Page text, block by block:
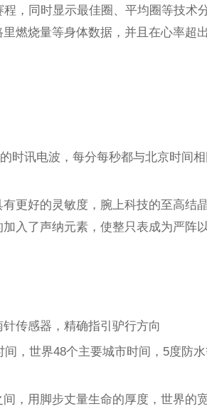
，同时显示最佳圈、平均圈等技术
燃烧量等身体数据，并且在心率超
时讯电波，每分每秒都与北京时间
更好的灵敏度，腕上科技的至高结
入了声纳元素，使整只表成为严阵
传感器，精确指引驴行方向
，世界48个主要城市时间，5度防
，用脚步丈量生命的厚度，世界的宽